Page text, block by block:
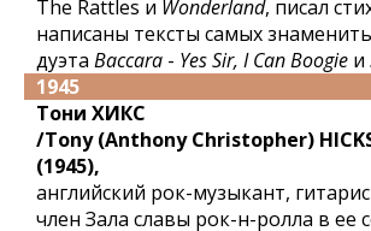
The Rattles и Wonderland, писал
написаны тексты самых
дуэта Baccara - Yes Sir, I Can Boogie и
1945
Тони ХИКС
/Tony (Anthony Christopher)
(1945),
английский рок-музыкант,
член Зала славы рок-н-ролла в ее